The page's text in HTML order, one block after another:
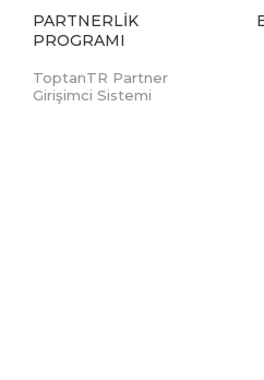
PARTNERLIK
PROGRAMI
ToptanTR Partner
Girişimci Sistemi